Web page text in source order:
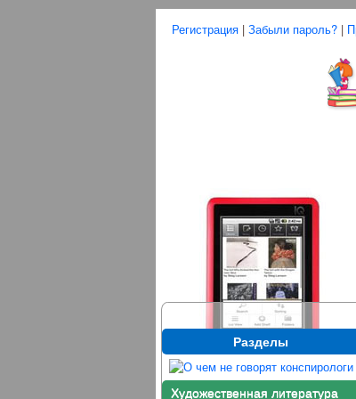
Регистрация| Забыли пароль?|
Разделы
Художественная литература